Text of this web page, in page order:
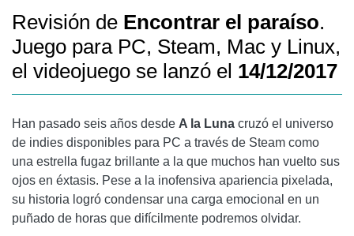
Revisión de Encontrar el paraíso.
Juego para PC, Steam, Mac y Linux,
el videojuego se lanzó el 14/12/2017
Han pasado seis años desde A la Luna cruzó el universo
de indies disponibles para PC a través de Steam como
una estrella fugaz brillante a la que muchos han vuelto sus
ojos en éxtasis. Pese a la inofensiva apariencia pixelada,
su historia logró condensar una carga emocional en un
puñado de horas que difícilmente podremos olvidar.